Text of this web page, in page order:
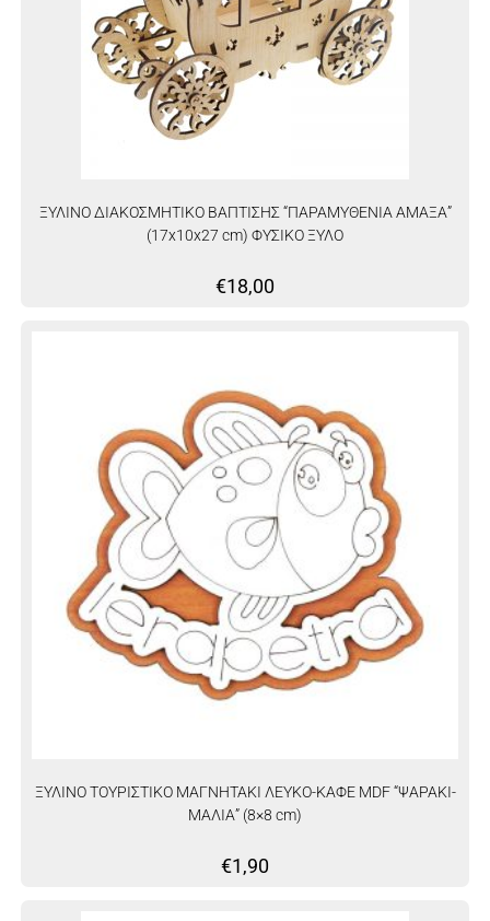
ΞΥΛΙΝΟ ΔΙΑΚΟΣΜΗΤΙΚΟ ΒΑΠΤΙΣΗΣ “ΠΑΡΑΜΥΘΕΝΙΑ ΑΜΑΞΑ”
(17x10x27 cm) ΦΥΣΙΚΟ ΞΥΛΟ
€18,00
ΞΥΛΙΝΟ ΤΟΥΡΙΣΤΙΚΟ ΜΑΓΝΗΤΑΚΙ ΛΕΥΚΟ-ΚΑΦΕ MDF “ΨΑΡΑΚΙ-
ΜΑΛΙΑ” (8×8 cm)
€1,90